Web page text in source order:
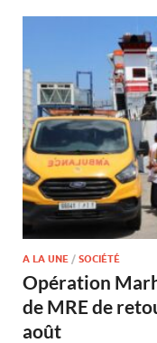
A LA UNE / SOCIÉTÉ
Opération
de MRE de
août